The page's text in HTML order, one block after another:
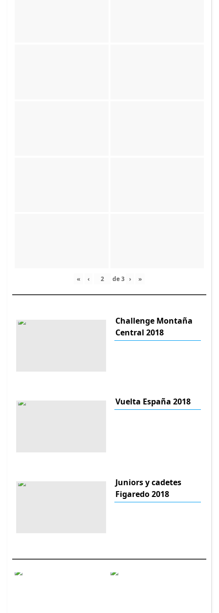
« ‹ de3 › »
Challenge Montaña
Central 2018
Vuelta España 2018
Juniors y cadetes
Figaredo 2018